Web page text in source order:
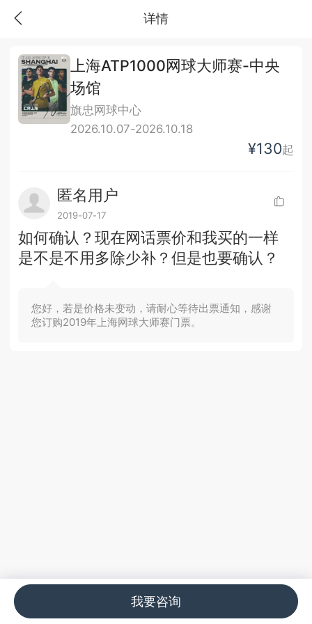
详情
上海ATP1000网球大师赛-中央
场馆
旗忠网球中心
2026.10.07-2026.10.18
¥130起
匿名用户
2019-07-17
如何确认？现在网话票价和我买的一样
是不是不用多除少补？但是也要确认？
您好，若是价格未变动，请耐心等待出票通知，感谢
您订购2019年上海网球大师赛门票。
我要咨询